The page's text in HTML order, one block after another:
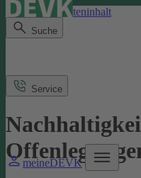
Direkt zum Seiteninhalt
Suche
meineDEVK
Service